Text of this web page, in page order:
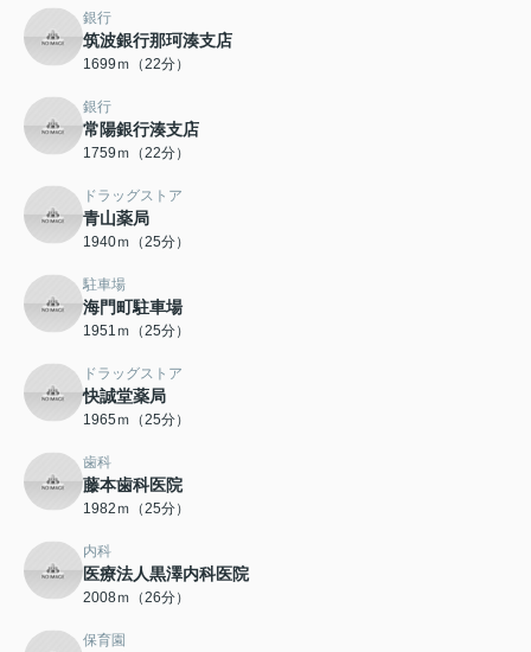
銀行
筑波銀行那珂湊支店
1699ｍ（22分）
銀行
常陽銀行湊支店
1759ｍ（22分）
ドラッグストア
青山薬局
1940ｍ（25分）
駐車場
海門町駐車場
1951ｍ（25分）
ドラッグストア
快誠堂薬局
1965ｍ（25分）
歯科
藤本歯科医院
1982ｍ（25分）
内科
医療法人黒澤内科医院
2008ｍ（26分）
保育園